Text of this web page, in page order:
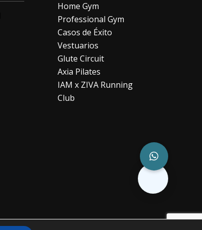
Home Gym
Professional Gym
Casos de Éxito
Vestuarios
Glute Circuit
Axia Pilates
IAM x ZIVA Running
Club